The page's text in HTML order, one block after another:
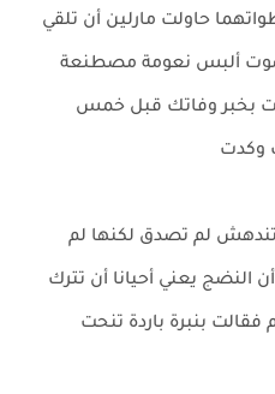
حاولت مارلين أن تلقي
ألبس نعومة مصطنعة
بخبر وفاتك قبل خمس
وكدت
لم تصدق لكنها لم
يعني أحيانا أن تترك
بنبرة باردة تنحت